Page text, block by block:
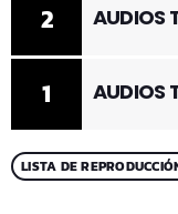
1 AUDIOS
2 AUDIOS
LISTA DE